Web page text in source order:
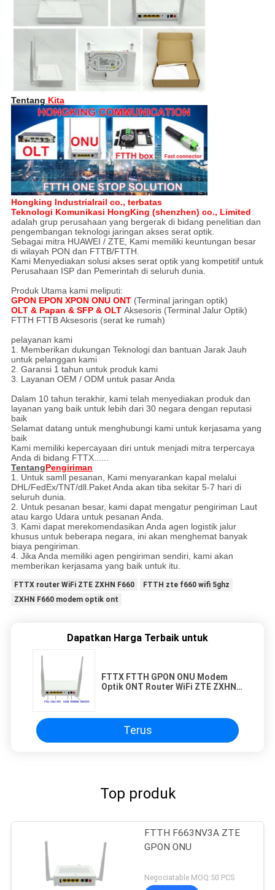
Tentang Kita
Hongking Industrialrail co., terbatas
Teknologi Komunikasi HongKing (shenzhen) co., Limited
adalah grup perusahaan yang bergerak di bidang penelitian dan
pengembangan teknologi jaringan akses serat optik.
Sebagai mitra HUAWEI / ZTE, Kami memiliki keuntungan besar
di wilayah PON dan FTTB/FTTH.
Kami Menyediakan solusi akses serat optik yang kompetitif untuk
Perusahaan ISP dan Pemerintah di seluruh dunia.
Produk Utama kami meliputi:
GPON EPON XPON ONU ONT (Terminal jaringan optik)
OLT & Papan & SFP & OLT Aksesoris (Terminal Jalur Optik)
FTTH FTTB Aksesoris (serat ke rumah)
pelayanan kami
1. Memberikan dukungan Teknologi dan bantuan Jarak Jauh
untuk pelanggan kami
2. Garansi 1 tahun untuk produk kami
3. Layanan OEM / ODM untuk pasar Anda
Dalam 10 tahun terakhir, kami telah menyediakan produk dan
layanan yang baik untuk lebih dari 30 negara dengan reputasi
baik
Selamat datang untuk menghubungi kami untuk kerjasama yang
baik
Kami memiliki kepercayaan diri untuk menjadi mitra terpercaya
Anda di bidang FTTX......
TentangPengiriman
1. Untuk samll pesanan, Kami menyarankan kapal melalui
DHL/FedEx/TNT/dll.Paket Anda akan tiba sekitar 5-7 hari di
seluruh dunia.
2. Untuk pesanan besar, kami dapat mengatur pengiriman Laut
atau kargo Udara untuk pesanan Anda.
3. Kami dapat merekomendasikan Anda agen logistik jalur
khusus untuk beberapa negara, ini akan menghemat banyak
biaya pengiriman.
4. Jika Anda memiliki agen pengiriman sendiri, kami akan
memberikan kerjasama yang baik untuk itu.
FTTX router WiFi ZTE ZXHN F660
FTTH zte f660 wifi 5ghz
ZXHN F660 modem optik ont
Dapatkan Harga Terbaik untuk
FTTX FTTH GPON ONU Modem
Optik ONT Router WiFi ZTE ZXHN
Terus
Top produk
FTTH F663NV3A ZTE
GPON ONU
Negociatable MOQ:50 PCS